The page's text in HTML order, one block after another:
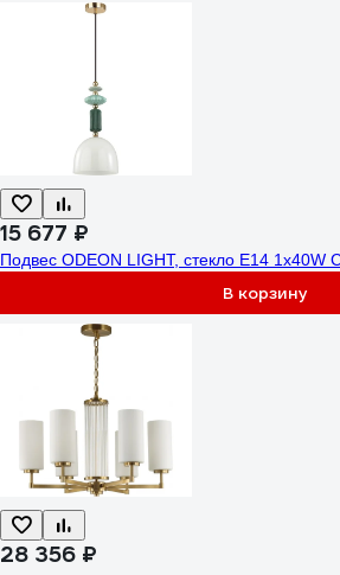
15 677 ₽
Подвес ODEON LIGHT, стекло E14 1х40W
В корзину
28 356 ₽